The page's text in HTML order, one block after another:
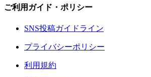
ご利用ガイド・ポリシー
SNS投稿ガイドライン
プライバシーポリシー
利用規約